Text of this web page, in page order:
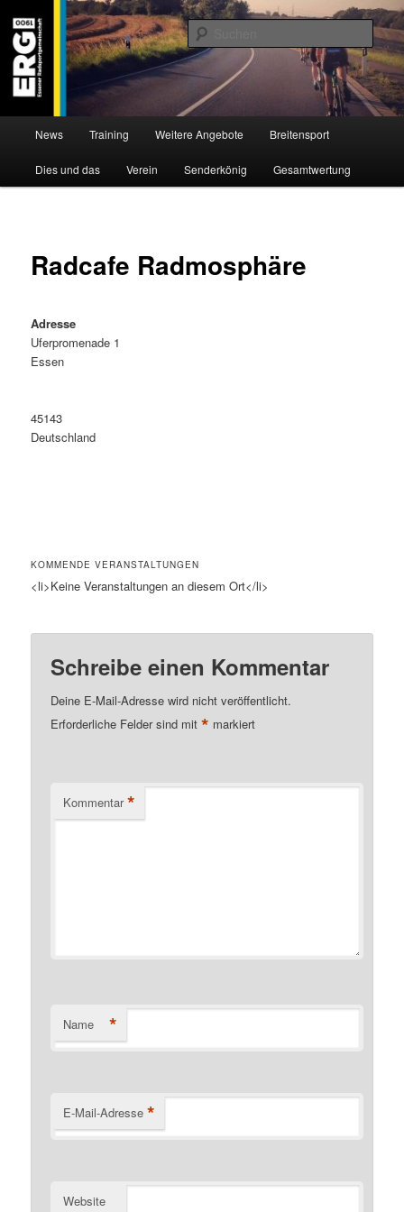
Inhalt
wechseln
ERG 1900 e.V
Willkommen bei der Essener Radsportgemeinschaft
News Training Weitere Angebote Breitensport
Dies und das Verein Senderkönig Gesamtwertung
Radcafe Radmosphäre
Adresse
Uferpromenade 1
Essen
45143
Deutschland
KOMMENDE VERANSTALTUNGEN
<li>Keine Veranstaltungen an diesem Ort</li>
Schreibe einen Kommentar
Deine E-Mail-Adresse wird nicht veröffentlicht.
Erforderliche Felder sind mit* markiert
Kommentar *
Name *
E-Mail-Adresse *
Website